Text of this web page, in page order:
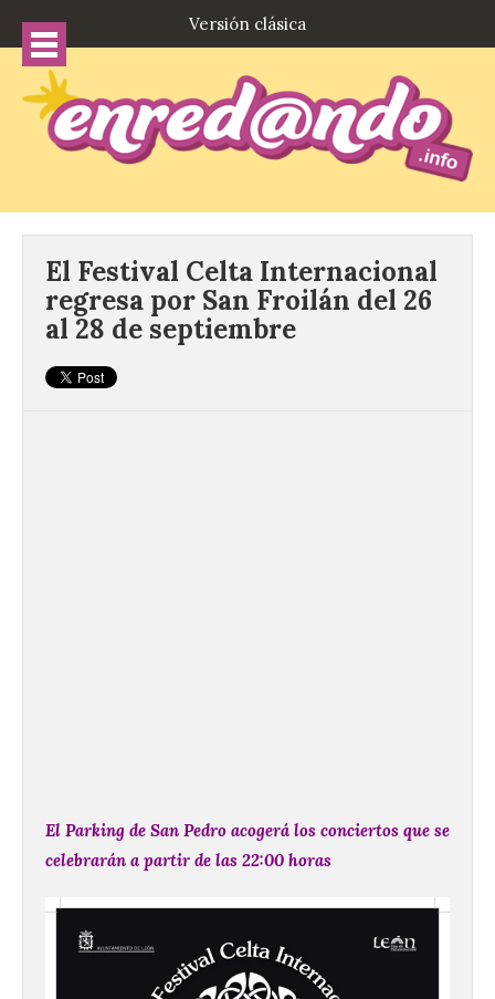
Versión clásica
El Festival Celta Internacional
regresa por San Froilán del 26
al 28 de septiembre
El Parking de San Pedro acogerá los conciertos que se
celebrarán a partir de las 22:00 horas